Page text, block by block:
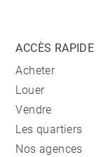
ACCÈS RAPIDE
Acheter
Louer
Vendre
Les quartiers
Nos agences